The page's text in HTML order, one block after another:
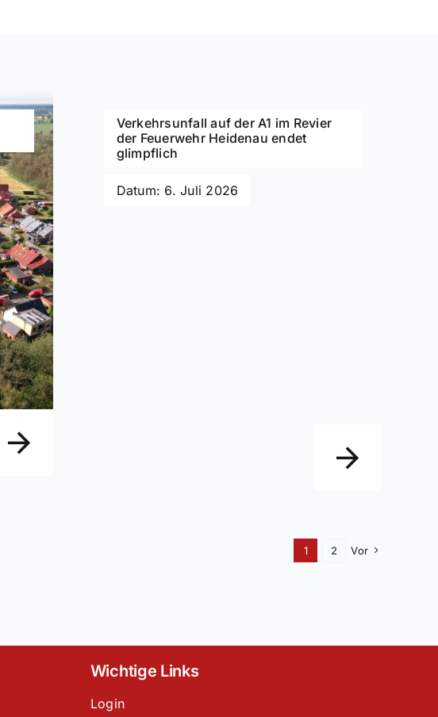
Verkehrsunfall auf der A1 im Revier
der Feuerwehr Heidenau endet
glimpflich
Datum: 6. Juli 2026
1 2 Vor
Wichtige Links
Login